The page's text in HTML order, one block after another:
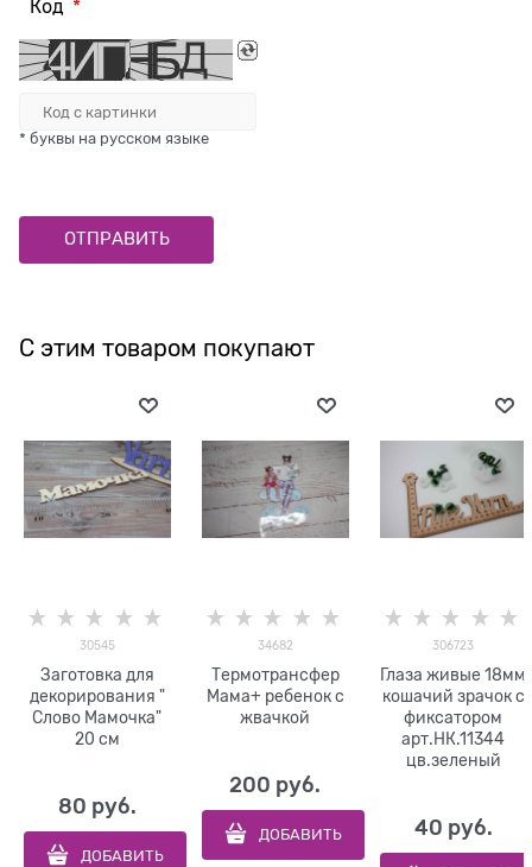
Код
* буквы на русском языке
С этим товаром покупают
30545
Заготовка для
декорирования "
Слово Мамочка"
20 см
80 руб.
ДОБАВИТЬ
34682
Термотрансфер
Мама+ ребенок с
жвачкой
200 руб.
ДОБАВИТЬ
306723
Глаза живые 18мм
кошачий зрачок с
фиксатором
арт.НК.11344
цв.зеленый
40 руб.